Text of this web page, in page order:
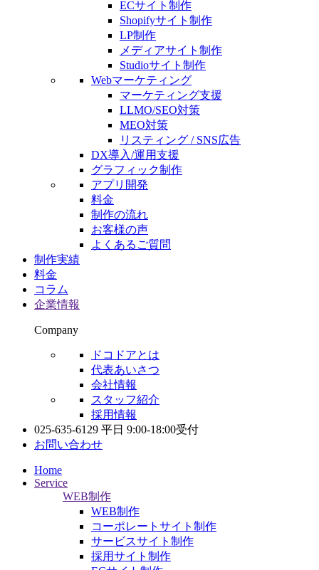
ECサイト制作
Shopifyサイト制作
LP制作
メディアサイト制作
Studioサイト制作
Webマーケティング
マーケティング支援
LLMO/SEO対策
MEO対策
リスティング / SNS広告
DX導入/運用支援
グラフィック制作
アプリ開発
料金
制作の流れ
お客様の声
よくあるご質問
制作実績
料金
コラム
企業情報
Company
ドコドアとは
代表あいさつ
会社情報
スタッフ紹介
採用情報
025-635-6129 平日 9:00-18:00受付
お問い合わせ
Home
Service
WEB制作
WEB制作
コーポレートサイト制作
サービスサイト制作
採用サイト制作